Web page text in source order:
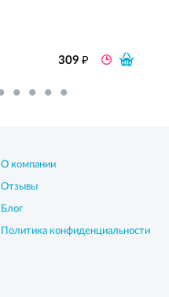
309₽
О компании
Отзывы
Блог
Политика конфиденциальности